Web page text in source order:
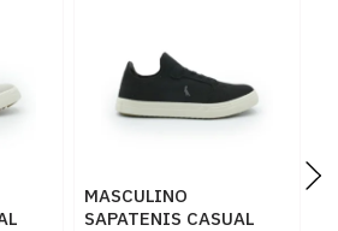
MASCULINO
SAPATENIS CASUAL